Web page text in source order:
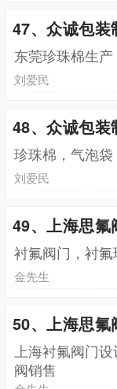
47、众诚包装
东莞珍珠棉生
刘爱民
48、众诚包装
珍珠棉，气泡袋
刘爱民
49、上海思氟
衬氟阀门，衬
金先生
50、上海思氟
上海衬氟阀门
阀销售